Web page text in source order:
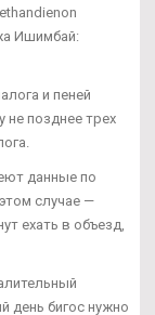
Ишимбай:
и пеней
не позднее трех
данные по
случае —
ехать в объезд,
день бигос нужно